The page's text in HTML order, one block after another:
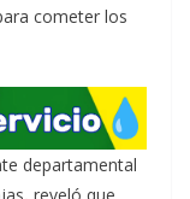
cometer los
departamental